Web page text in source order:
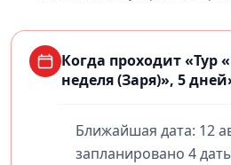
Когда проходит «Тур
неделя (Заря)», 5
Ближайшая дата: 12
запланировано 4